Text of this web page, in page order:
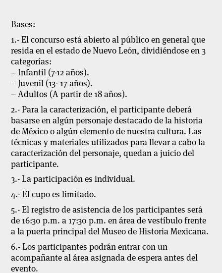
Bases:
1.- El concurso está abierto al público en general que
resida en el estado de Nuevo León, dividiéndose en 3
categorías:
– Infantil (7-12 años).
– Juvenil (13- 17 años).
– Adultos (A partir de 18 años).
2.- Para la caracterización, el participante deberá
basarse en algún personaje destacado de la historia
de México o algún elemento de nuestra cultura. Las
técnicas y materiales utilizados para llevar a cabo la
caracterización del personaje, quedan a juicio del
participante.
3.- La participación es individual.
4.- El cupo es limitado.
5.- El registro de asistencia de los participantes será
de 16:30 p.m. a 17:30 p.m. en área de vestíbulo frente
a la puerta principal del Museo de Historia Mexicana.
6.- Los participantes podrán entrar con un
acompañante al área asignada de espera antes del
evento.